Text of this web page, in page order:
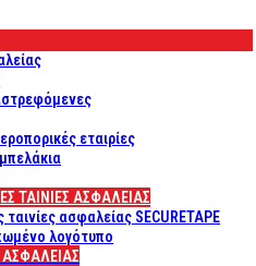
εταιρίες
ΤΑΙΝΊΕΣ ΑΣΦΑΛΕΊΑΣ
ασφαλείας SECURETAPE
λογότυπο
ΑΣΦΑΛΕΊΑΣ